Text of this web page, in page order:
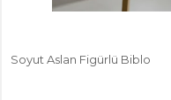
Soyut Aslan Figürlü Biblo